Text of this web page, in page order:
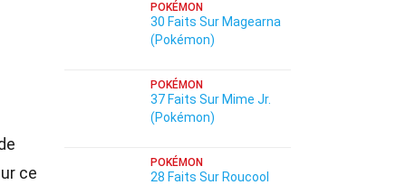
ce
POKÉMON
30 Faits Sur Magearna
(Pokémon)
POKÉMON
37 Faits Sur Mime Jr.
(Pokémon)
POKÉMON
28 Faits Sur Roucool